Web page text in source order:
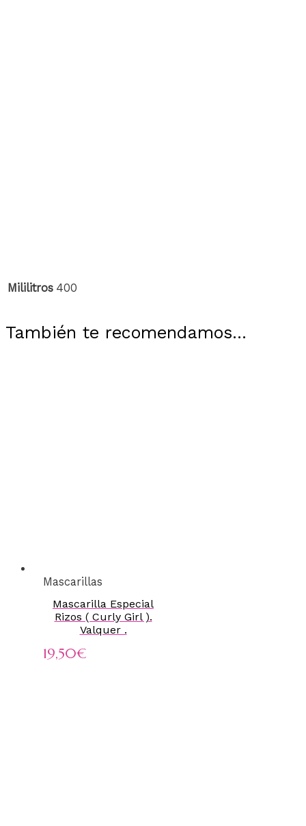
Mililitros 400
También te recomendamos…
Mascarillas
Mascarilla Especial
Rizos ( Curly Girl ).
Valquer .
19,50€